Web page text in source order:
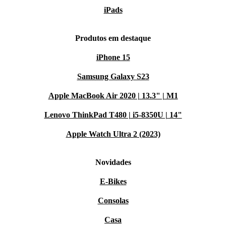
iPads
Produtos em destaque
iPhone 15
Samsung Galaxy S23
Apple MacBook Air 2020 | 13.3" | M1
Lenovo ThinkPad T480 | i5-8350U | 14"
Apple Watch Ultra 2 (2023)
Novidades
E-Bikes
Consolas
Casa